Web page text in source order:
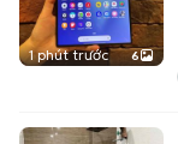
1 phút trước 6